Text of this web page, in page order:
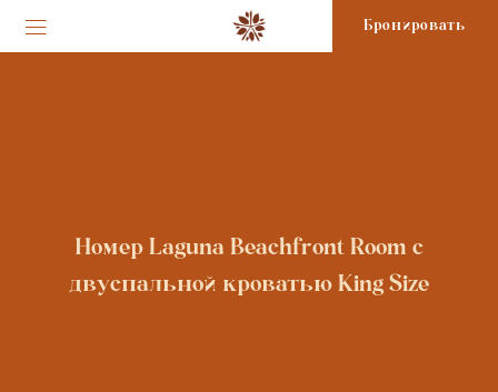
Бронировать
Номер Laguna Beachfront Room с
двуспальной кроватью King Size